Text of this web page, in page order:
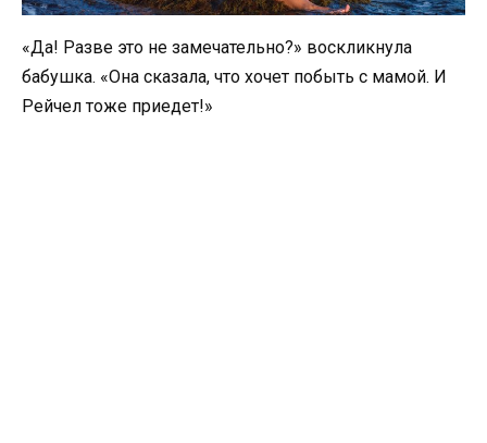
«Да! Разве это не замечательно?» воскликнула
бабушка. «Она сказала, что хочет побыть с мамой. И
Рейчел тоже приедет!»